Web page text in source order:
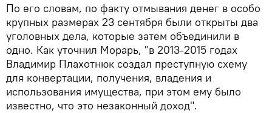
По его словам, по факту отмывания денег в особо
крупных размерах 23 сентября были открыты два
уголовных дела, которые затем объединили в
одно. Как уточнил Морарь, "в 2013-2015 годах
Владимир Плахотнюк создал преступную схему
для конвертации, получения, владения и
использования имущества, при этом ему было
известно, что это незаконный доход".